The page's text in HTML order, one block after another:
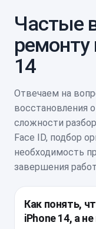
Частые
14
Отвечаем на
восстановления
сложности
Face ID, подбор
необходимость
завершения работ.
Как понять,
iPhone 14, а